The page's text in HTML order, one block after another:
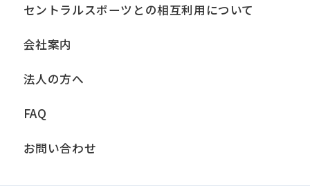
セントラルスポーツとの相互利用について
会社案内
法人の方へ
FAQ
お問い合わせ